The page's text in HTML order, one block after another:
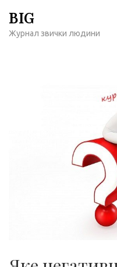
содержимому
BIG
Журнал звички людини